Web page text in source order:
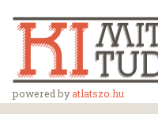
powered byatlatszo.hu